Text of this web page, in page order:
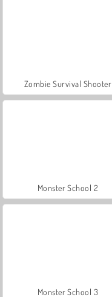
Zombie Survival Shooter
Monster School 2
Monster School 3